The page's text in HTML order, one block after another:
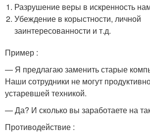
Разрушение веры в искренность
Убеждение в корыстности, личной
заинтересованности и т.д.
Пример :
— Я предлагаю заменить старые
Наши сотрудники не могут
устаревшей техникой.
— Да? И сколько вы заработаете на
Противодействие :